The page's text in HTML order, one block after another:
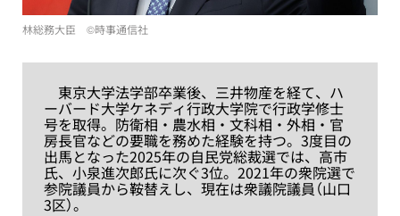
林総務大臣 ©時事通信社
東京大学法学部卒業後、三井物産を経て、ハ
ーバード大学ケネディ行政大学院で行政学修士
号を取得。防衛相・農水相・文科相・外相・官
房長官などの要職を務めた経験を持つ。3度目の
出馬となった2025年の自民党総裁選では、高市
氏、小泉進次郎氏に次ぐ3位。2021年の衆院選で
参院議員から鞍替えし、現在は衆議院議員（山口
3区）。